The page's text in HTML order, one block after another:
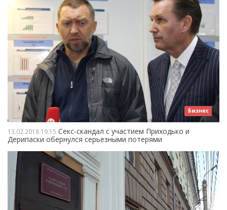
Бизнес
13.02.2018 19.15 Секс-скандал с участием Приходько и
Дерипаски обернулся серьезными потерями